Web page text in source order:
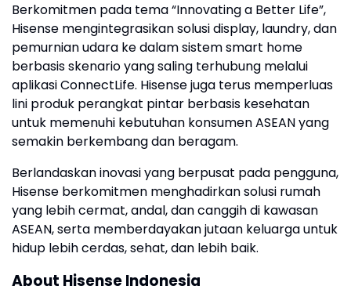
Berkomitmen pada tema “Innovating a Better Life”,
Hisense mengintegrasikan solusi display, laundry, dan
pemurnian udara ke dalam sistem smart home
berbasis skenario yang saling terhubung melalui
aplikasi ConnectLife. Hisense juga terus memperluas
lini produk perangkat pintar berbasis kesehatan
untuk memenuhi kebutuhan konsumen ASEAN yang
semakin berkembang dan beragam.
Berlandaskan inovasi yang berpusat pada pengguna,
Hisense berkomitmen menghadirkan solusi rumah
yang lebih cermat, andal, dan canggih di kawasan
ASEAN, serta memberdayakan jutaan keluarga untuk
hidup lebih cerdas, sehat, dan lebih baik.
About Hisense Indonesia